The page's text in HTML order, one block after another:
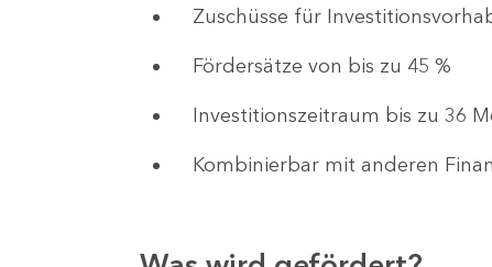
​​​​​​Zuschüsse für
Fördersätze von bis zu 45 %
Investitionszeitraum bis zu 36
Kombinierbar mit anderen